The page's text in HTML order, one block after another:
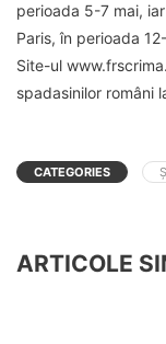
perioada 5-7 mai,
Paris, în perioada
Site-ul
spadasinilor români
CATEGORIES
ARTICOLE